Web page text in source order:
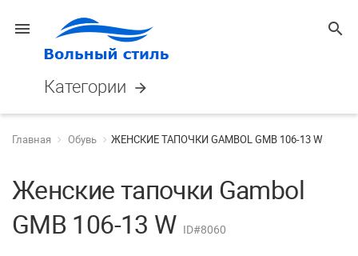
menu search
Категории arrow_forward
Главная Обувь ЖЕНСКИЕ ТАПОЧКИ GAMBOL GMB 106-13 W
Женские тапочки Gambol
GMB 106-13 W ID#8060